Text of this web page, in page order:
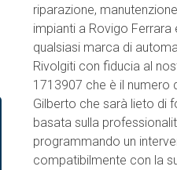
riparazione,
impianti a Rovigo Ferrara
qualsiasi marca di
Rivolgiti con fiducia al
1713907 che è il numero
Gilberto che sarà lieto di
basata sulla
programmando un
compatibilmente con la